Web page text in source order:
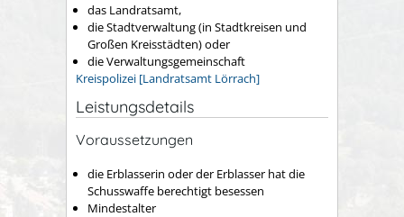
das Landratsamt,
die Stadtverwaltung (in Stadtkreisen und
Großen Kreisstädten) oder
die Verwaltungsgemeinschaft
Kreispolizei [Landratsamt Lörrach]
Leistungsdetails
Voraussetzungen
die Erblasserin oder der Erblasser hat die
Schusswaffe berechtigt besessen
Mindestalter